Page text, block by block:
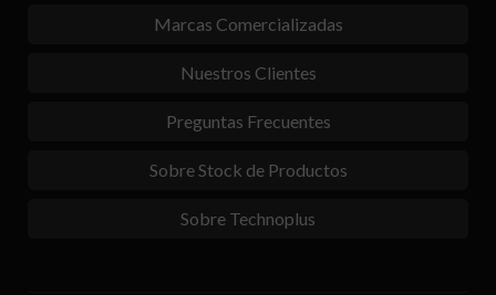
Marcas Comercializadas
Nuestros Clientes
Preguntas Frecuentes
Sobre Stock de Productos
Sobre Technoplus